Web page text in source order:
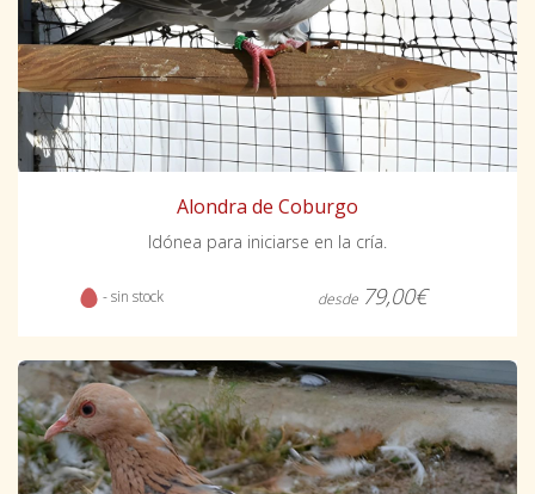
Alondra de Coburgo
Idónea para iniciarse en la cría.
- sin stock desde 79,00€